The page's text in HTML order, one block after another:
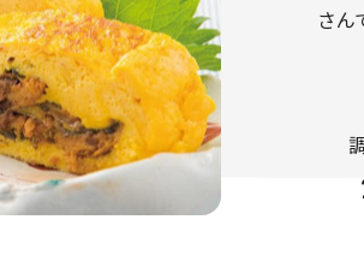
さん